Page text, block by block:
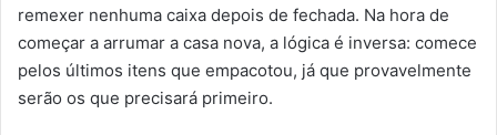
remexer nenhuma caixa depois de fechada. Na hora de
começar a arrumar a casa nova, a lógica é inversa: comece
pelos últimos itens que empacotou, já que provavelmente
serão os que precisará primeiro.